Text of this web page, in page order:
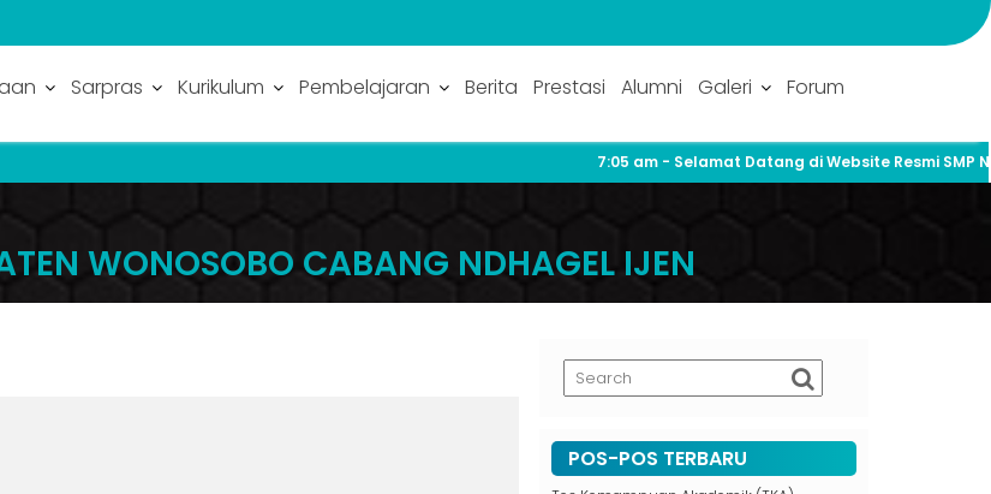
Sarpras Kurikulum Pembelajaran Berita Prestasi Alumni Galeri Forum
7:05 am- Selamat Datang di Website Resmi SMP
WONOSOBO CABANG NDHAGEL IJEN
POS-POS TERBARU